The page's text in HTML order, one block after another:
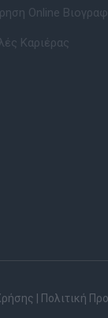
Online
Καριέρας
Πολιτική